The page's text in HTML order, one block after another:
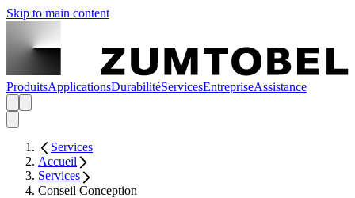
Skip to main content
ProduitsApplicationsDurabilitéServicesEntrepriseAssistance
Services
Accueil
Services
Conseil Conception